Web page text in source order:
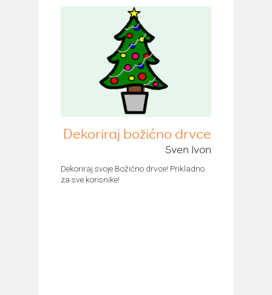
Dekoriraj božićno drvce
Sven Ivon
Dekoriraj svoje Božićno drvce! Prikladno
za sve korisnike!